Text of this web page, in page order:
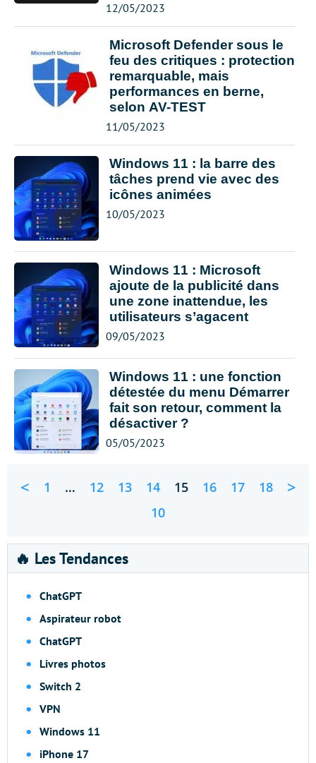
12/05/2023
Microsoft Defender sous le
feu des critiques : protection
remarquable, mais
performances en berne,
selon AV-TEST
11/05/2023
Windows 11 : la barre des
tâches prend vie avec des
icônes animées
10/05/2023
Windows 11 : Microsoft
ajoute de la publicité dans
une zone inattendue, les
utilisateurs s’agacent
09/05/2023
Windows 11 : une fonction
détestée du menu Démarrer
fait son retour, comment la
désactiver ?
05/05/2023
< 1 … 12 13 14 15 16 17 18 >
10
🔥 Les Tendances
ChatGPT
Aspirateur robot
ChatGPT
Livres photos
Switch 2
VPN
Windows 11
iPhone 17